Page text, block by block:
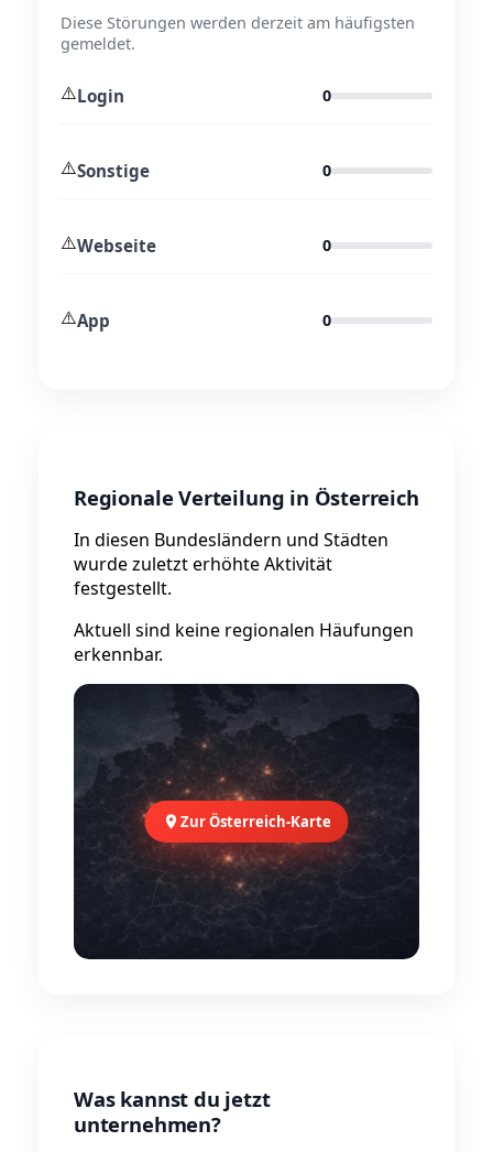
Diese Störungen werden derzeit am häufigsten
gemeldet.
⚠️Login 0
⚠️Sonstige 0
⚠️Webseite 0
⚠️App 0
Regionale Verteilung in Österreich
In diesen Bundesländern und Städten
wurde zuletzt erhöhte Aktivität
festgestellt.
Aktuell sind keine regionalen Häufungen
erkennbar.
Zur Österreich-Karte
Was kannst du jetzt
unternehmen?